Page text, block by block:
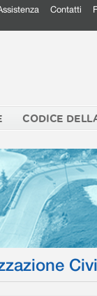
Contatti
CODICE